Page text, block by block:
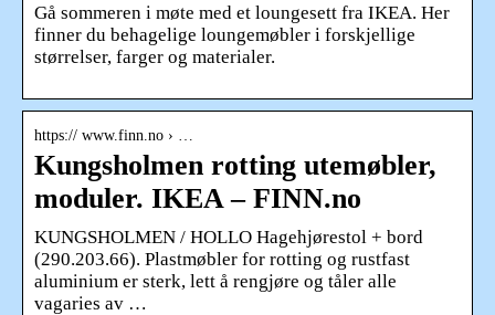
Gå sommeren i møte med et loungesett fra IKEA. Her
finner du behagelige loungemøbler i forskjellige
størrelser, farger og materialer.
https:// www.finn.no › …
Kungsholmen rotting utemøbler,
moduler. IKEA – FINN.no
KUNGSHOLMEN / HOLLO Hagehjørestol + bord
(290.203.66). Plastmøbler for rotting og rustfast
aluminium er sterk, lett å rengjøre og tåler alle
vagaries av …